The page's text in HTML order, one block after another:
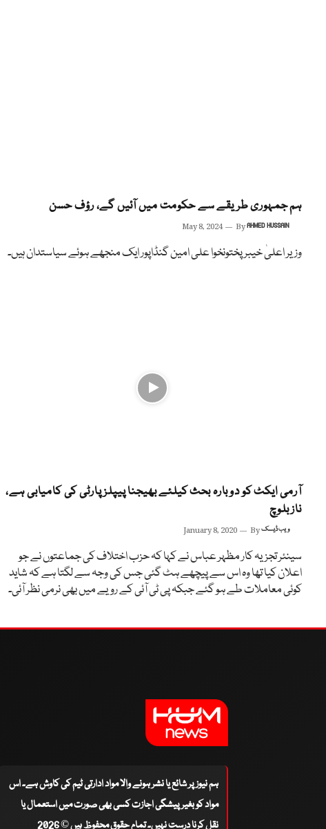
ہم جمہوری طریقے سے حکومت میں آئیں گے، رؤف حسن
May 8, 2024 ByAHMED HUSSAIN
وزیر اعلیٰ خیبر پختونخوا علی امین گنڈاپور ایک منجھے ہوئے سیاستدان ہیں۔
آرمی ایکٹ کو دوبارہ بحث کیلئے بھیجنا پیپلز پارٹی کی کامیابی ہے،
ناز بلوچ
January 8, 2020 Byویب ڈیسک
سینئر تجزیہ کار مظہر عباس نے کہا کہ حزب اختلاف کی جماعتوں نے جو
اعلان کیا تھا وہ اس سے پیچھے ہٹ گئی جس کی وجہ سے لگتا ہے کہ شاید
کوئی معاملات طے ہو گئے جبکہ پی ٹی آئی کے رویے میں بھی نرمی نظر آئی۔
ہم نیوز پر شائع یا نشر ہونے والا مواد ادارتی ٹیم کی کاوش ہے۔ اس
مواد کو بغیر پیشگی اجازت کسی بھی صورت میں استعمال یا
نقل کرنا درست نہیں۔ تمام حقوق محفوظ ہیں © 2026